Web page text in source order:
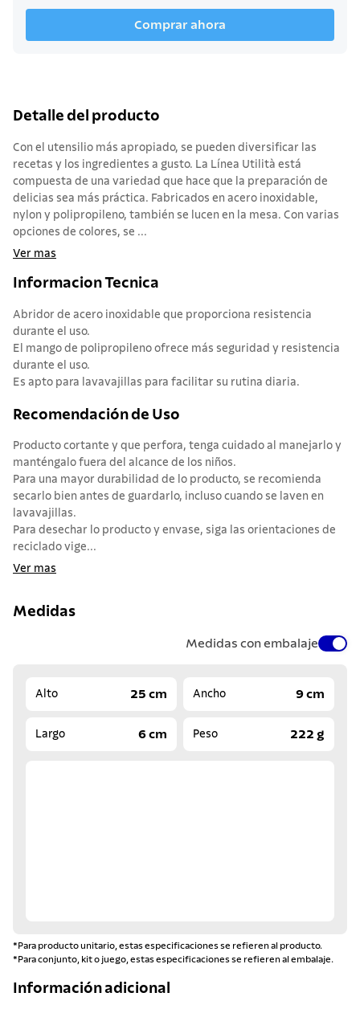
Comprar ahora
Detalle del producto
Con el utensilio más apropiado, se pueden diversificar las
recetas y los ingredientes a gusto. La Línea Utilità está
compuesta de una variedad que hace que la preparación de
delicias sea más práctica. Fabricados en acero inoxidable,
nylon y polipropileno, también se lucen en la mesa. Con varias
opciones de colores, se ...
Ver mas
Informacion Tecnica
Abridor de acero inoxidable que proporciona resistencia
durante el uso.
El mango de polipropileno ofrece más seguridad y resistencia
durante el uso.
Es apto para lavavajillas para facilitar su rutina diaria.
Recomendación de Uso
Producto cortante y que perfora, tenga cuidado al manejarlo y
manténgalo fuera del alcance de los niños.
Para una mayor durabilidad de lo producto, se recomienda
secarlo bien antes de guardarlo, incluso cuando se laven en
lavavajillas.
Para desechar lo producto y envase, siga las orientaciones de
reciclado vige...
Ver mas
Medidas
Medidas con embalaje
Alto 25 cm Ancho 9 cm
Largo 6 cm Peso 222 g
*Para producto unitario, estas especificaciones se refieren al producto.
*Para conjunto, kit o juego, estas especificaciones se refieren al embalaje.
Información adicional